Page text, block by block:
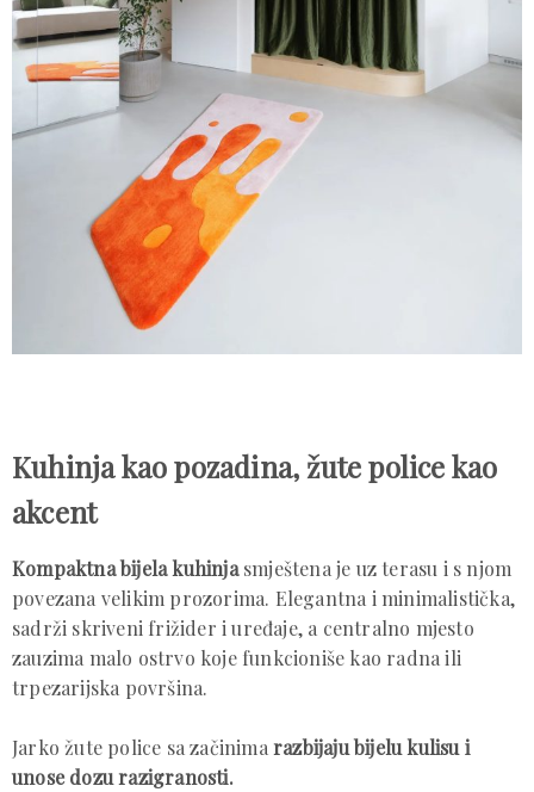
Kuhinja kao pozadina, žute police kao
akcent
Kompaktna bijela kuhinjasmještena je uz terasu i s njom
povezana velikim prozorima. Elegantna i minimalistička,
sadrži skriveni frižider i uređaje, a centralno mjesto
zauzima malo ostrvo koje funkcioniše kao radna ili
trpezarijska površina.
Jarko žute police sa začinimarazbijaju bijelu kulisu i
unose dozu razigranosti.